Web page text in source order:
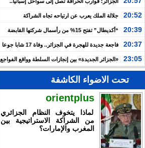
وسط صمت رسمي وإعلامي
20:52
جلالة الملك يعرب عن ارتياحه تجاه الشراكة
الاستراتيجية بين المغرب والكوت ديفوار
20:39
“أكديطال” تفتح 15% من رأسمال شركتها القابضة
الدولية لـ”العربية للاستثمار” لتسريع توسعها في السعودية
20:37
فاجعة جديدة للهجرة في الجزائر.. وفاة 17 شابا جوعا
وعطشا بعد أسبوعين من التيه قرب سواحل إسبانيا
23:05
«الجزائر الجديدة» بين إنجازات السلطة وواقع الفواجع
والتضييق
تحت الاضواء الكاشفة
orientplus
لماذا يتخوف النظام الجزائري
من الشراكة الاستراتيجية بين
المغرب والإمارات؟